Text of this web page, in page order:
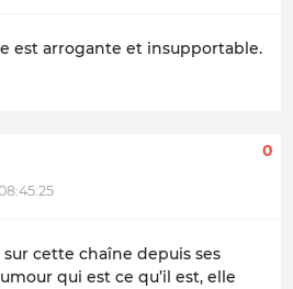
est arrogante et insupportable.
0
sur cette chaîne depuis ses
qui est ce qu’il est, elle